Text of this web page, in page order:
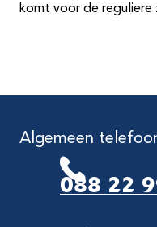
komt voor de reguliere
Algemeen
088 22